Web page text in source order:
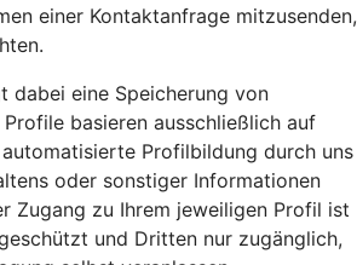
einer Kontaktanfrage mitzusenden,
dabei eine Speicherung von
basieren ausschließlich auf
automatisierte Profilbildung durch uns
oder sonstiger Informationen
Zugang zu Ihrem jeweiligen Profil ist
und Dritten nur zugänglich,